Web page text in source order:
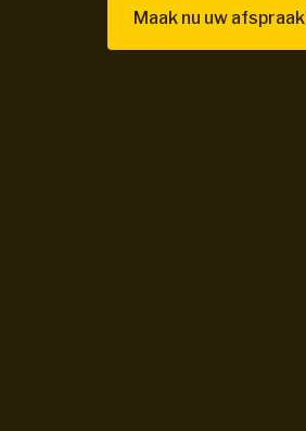
Maak nu uw afspraak